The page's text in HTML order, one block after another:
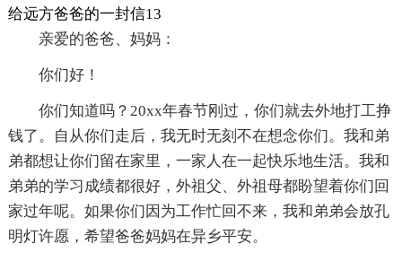
给远方爸爸的一封信13
亲爱的爸爸、妈妈：
你们好！
你们知道吗？20xx年春节刚过，你们就去外地打工挣
钱了。自从你们走后，我无时无刻不在想念你们。我和弟
弟都想让你们留在家里，一家人在一起快乐地生活。我和
弟弟的学习成绩都很好，外祖父、外祖母都盼望着你们回
家过年呢。如果你们因为工作忙回不来，我和弟弟会放孔
明灯许愿，希望爸爸妈妈在异乡平安。